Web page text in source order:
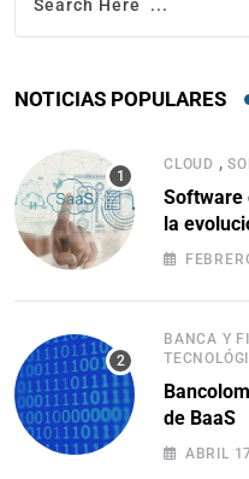
NOTICIAS POPULARES
CLOUD ,
Software
la
BANCA Y
de BaaS
ABRIL